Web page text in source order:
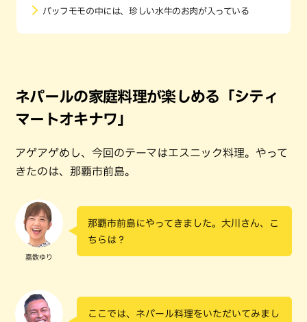
バッフモモの中には、珍しい水牛のお肉が入っている
ネパールの家庭料理が楽しめる「シティ
マートオキナワ」
アゲアゲめし、今回のテーマはエスニック料理。やって
きたのは、那覇市前島。
嘉数ゆり
那覇市前島にやってきました。大川さん、こ
ちらは？
ここでは、ネパール料理をいただいてみまし